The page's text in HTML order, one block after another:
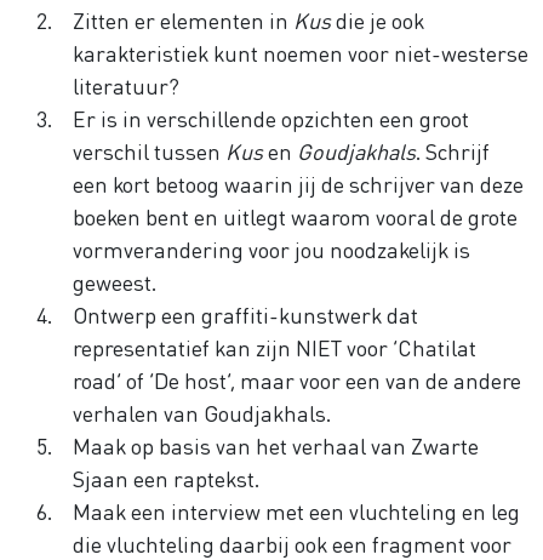
Zitten er elementen in Kusdie je ook
karakteristiek kunt noemen voor niet-westerse
literatuur?
Er is in verschillende opzichten een groot
verschil tussen Kusen Goudjakhals. Schrijf
een kort betoog waarin jij de schrijver van deze
boeken bent en uitlegt waarom vooral de grote
vormverandering voor jou noodzakelijk is
geweest.
Ontwerp een graffiti-kunstwerk dat
representatief kan zijn NIET voor ‘Chatilat
road’ of ‘De host’, maar voor een van de andere
verhalen van Goudjakhals.
Maak op basis van het verhaal van Zwarte
Sjaan een raptekst.
Maak een interview met een vluchteling en leg
die vluchteling daarbij ook een fragment voor